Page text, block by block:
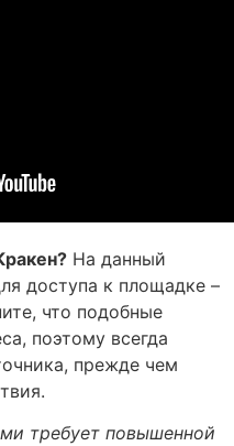
На данный
доступа к площадке –
что подобные
поэтому всегда
прежде чем
требует повышенной